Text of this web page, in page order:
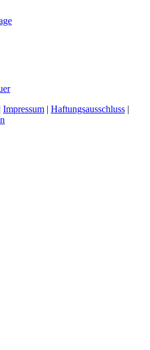
Impressum | Haftungsausschluss |